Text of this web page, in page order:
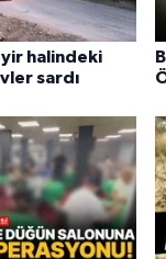
halindeki
sardı